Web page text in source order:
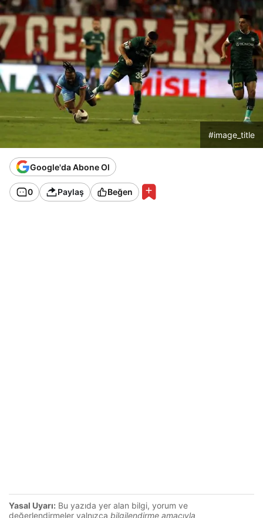
#image_title
Google'da Abone Ol
0 Paylaş Beğen
Yasal Uyarı: Bu yazıda yer alan bilgi, yorum ve
değerlendirmeler yalnızca bilgilendirme amacıyla